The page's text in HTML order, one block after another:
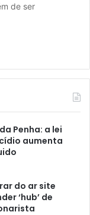
de ser
Penha: a lei
aumenta
do ar site
‘hub’ de